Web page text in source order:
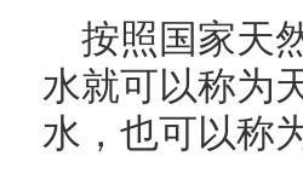
按照国家天
水就可以称为
水，也可以称